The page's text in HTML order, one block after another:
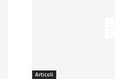
Articoli